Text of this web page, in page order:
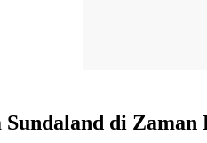
di Zaman